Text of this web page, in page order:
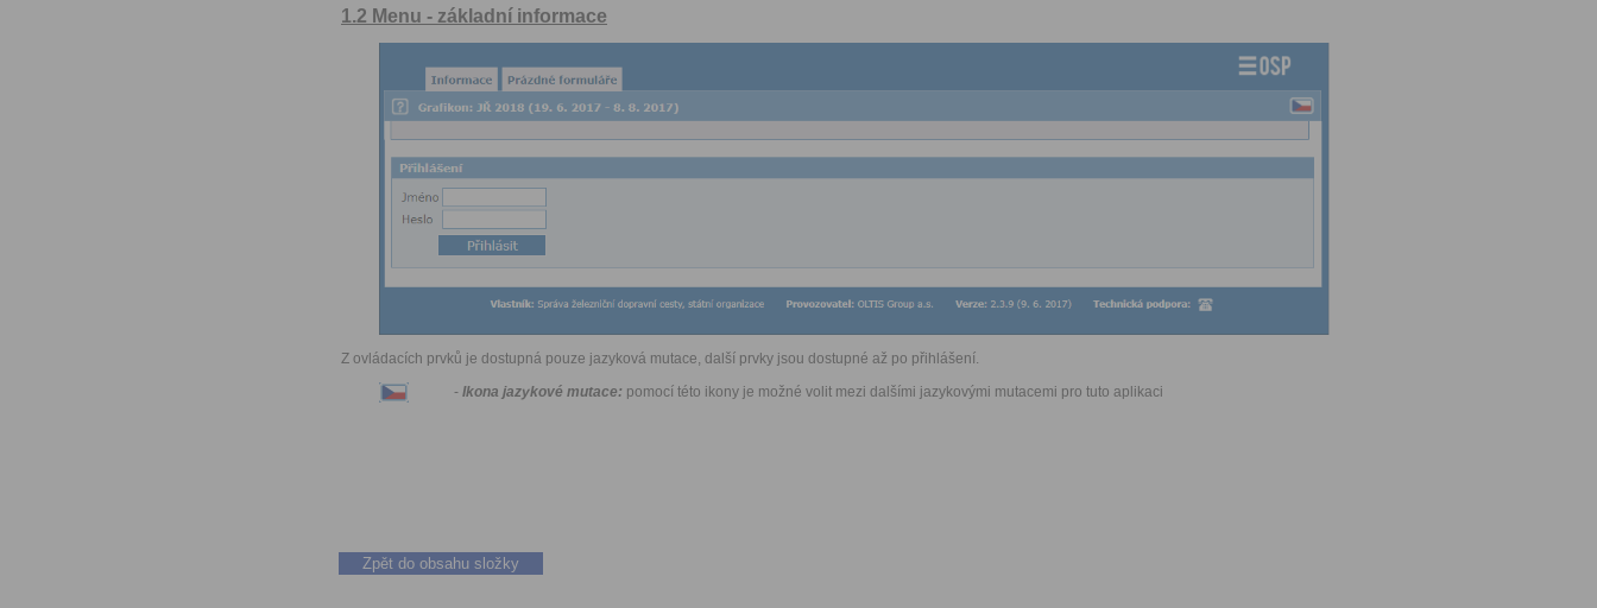
1.2 Menu - základní informace
Z ovládacích prvků je dostupná pouze jazyková mutace, další prvky jsou dostupné až po přihlášení.
- Ikona jazykové mutace: pomocí této ikony je možné volit mezi dalšími jazykovými mutacemi pro tuto aplikaci